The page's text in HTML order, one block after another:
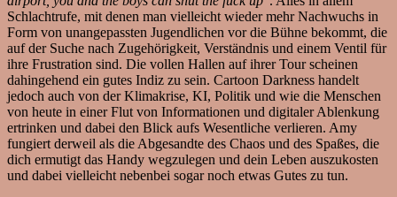
Schlachtrufe, mit denen man vielleicht wieder mehr Nachwuchs in
Form von unangepassten Jugendlichen vor die Bühne bekommt, die
auf der Suche nach Zugehörigkeit, Verständnis und einem Ventil für
ihre Frustration sind. Die vollen Hallen auf ihrer Tour scheinen
dahingehend ein gutes Indiz zu sein. Cartoon Darkness handelt
jedoch auch von der Klimakrise, KI, Politik und wie die Menschen
von heute in einer Flut von Informationen und digitaler Ablenkung
ertrinken und dabei den Blick aufs Wesentliche verlieren. Amy
fungiert derweil als die Abgesandte des Chaos und des Spaßes, die
dich ermutigt das Handy wegzulegen und dein Leben auszukosten
und dabei vielleicht nebenbei sogar noch etwas Gutes zu tun.